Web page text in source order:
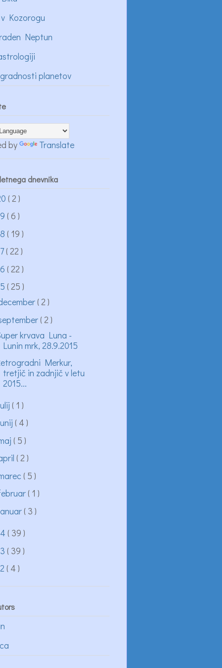
Kozorogu
Neptun
planetov
by Translate
dnevnika
( 2 )
( 6 )
( 19 )
( 22 )
( 22 )
( 25 )
( 2 )
( 2 )
krvava Luna -
Lunin mrk, 28.9.2015
Merkur,
tretjič in zadnjič v letu
2015...
( 1 )
( 4 )
( 5 )
( 2 )
( 5 )
( 1 )
( 3 )
( 39 )
( 39 )
( 4 )